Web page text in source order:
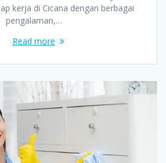
kerja di Cicana dengan berbagai
pengalaman,…
Read more